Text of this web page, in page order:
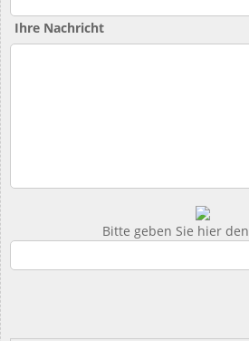
Ihre Nachricht
Bitte geben Sie hier